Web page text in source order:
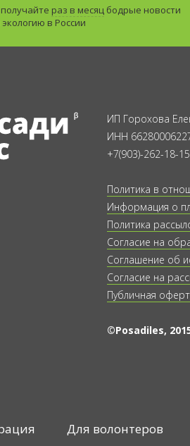
раз в месяц бодрые новости
в России
ИП Горохова
ИНН
+7(903)-262-18-15
Политика в
Информация о
Политика
Согласие на
Соглашение об
Согласие на
Публичная
©Posadiles,
Для волонтеров